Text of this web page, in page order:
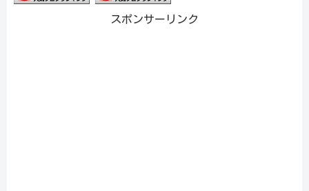
スポンサーリンク